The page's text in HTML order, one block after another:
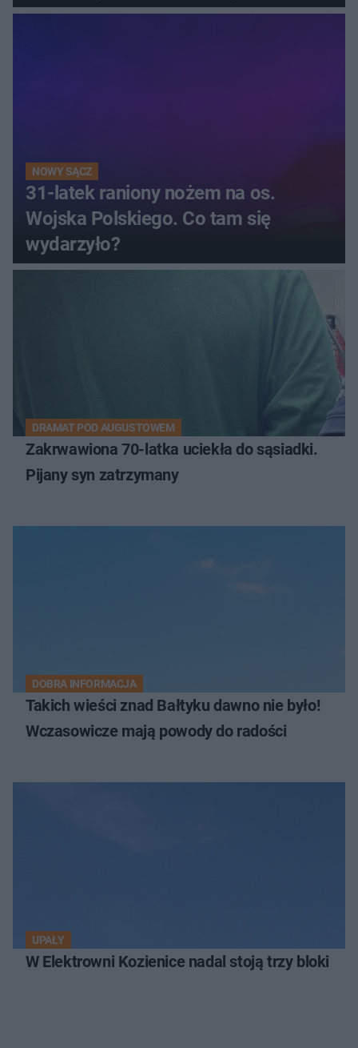
zamyka sprawę
NOWY SĄCZ
31-latek raniony nożem na os.
Wojska Polskiego. Co tam się
wydarzyło?
DRAMAT POD AUGUSTOWEM
Zakrwawiona 70-latka uciekła do sąsiadki.
Pijany syn zatrzymany
DOBRA INFORMACJA
Takich wieści znad Bałtyku dawno nie było!
Wczasowicze mają powody do radości
UPAŁY
W Elektrowni Kozienice nadal stoją trzy bloki